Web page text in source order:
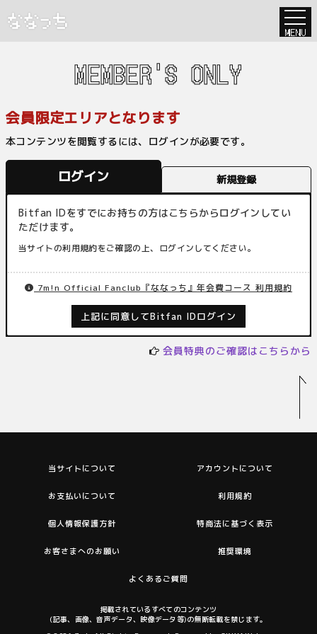
MENU
MEMBER'S ONLY
会員限定エリアとなります
本コンテンツを閲覧するには、ログインが必要です。
ログイン 新規登録
Bitfan IDをすでにお持ちの方はこちらからログインしてい
ただけます。
当サイトの利用規約をご確認の上、ログインしてください。
7m!n Official Fanclub『ななっち』年会費コース 利用規約
上記に同意してBitfan IDログイン
会員特典のご確認はこちらから
当サイトについて アカウントについて
お支払いについて 利用規約
個人情報保護方針 特商法に基づく表示
お客さまへのお願い 推奨環境
よくあるご質問
掲載されているすべてのコンテンツ
(記事、画像、音声データ、映像データ等)の無断転載を禁じます。